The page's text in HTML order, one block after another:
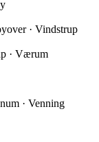
· Vindstrup
· Værum
· Venning